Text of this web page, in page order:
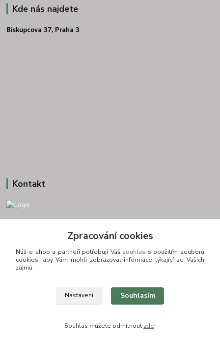
Kde nás najdete
Biskupcova 37, Praha 3
Kontakt
Otevírací doba: PO-PÁ: 9:00-16:00 NUTNÁ REZERVACE
info@zkusnositko.cz
© Copyright 2015-2026 ZkusNositko.cz
Zpracování cookies
Náš e-shop a partneři potřebují Váš souhlas s použitím souborů
cookies, aby Vám mohli zobrazovat informace týkající se Vašich
zájmů.
Nastavení Souhlasím
Souhlas můžete odmítnout zde.